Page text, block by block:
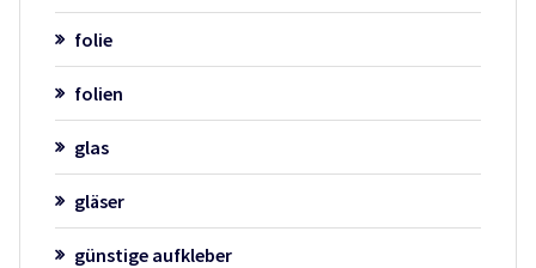
folie
folien
glas
gläser
günstige aufkleber